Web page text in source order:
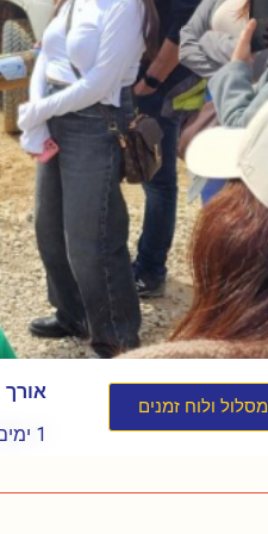
מסלול ולוח זמנים
אורך
1 ימים